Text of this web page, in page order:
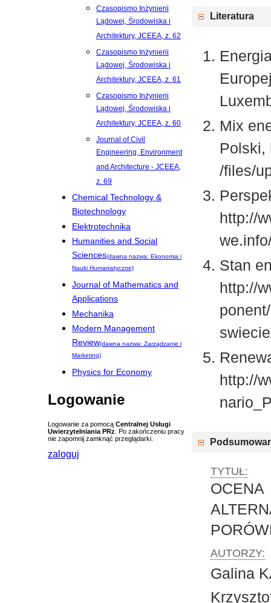
Czasopismo Inżynierii
Lądowej, Środowiska i
Architektury, JCEEA, z. 62
Czasopismo Inżynierii
Lądowej, Środowiska i
Architektury, JCEEA, z. 61
Czasopismo Inżynierii
Lądowej, Środowiska i
Architektury, JCEEA, z. 60
Journal of Civil
Engineering, Environment
and Architecture - JCEEA,
z. 69
Chemical Technology &
Biotechnology
Elektrotechnika
Humanities and Social
Sciences(dawna nazwa: Ekonomia i
Nauki Humanistyczne)
Journal of Mathematics and
Applications
Mechanika
Modern Management
Review(dawna nazwa: Zarządzanie i
Marketing)
Physics for Economy
Logowanie
Logowanie za pomocą Centralnej Usługi
Uwierzytelniania PRz . Po zakończeniu pracy
nie zapomnij zamknąć przeglądarki.
zaloguj
Literatura
Mix
Polski,
/files/
http://
Stan
http://
http://
TYTUŁ:
AUTORZY:
Galina